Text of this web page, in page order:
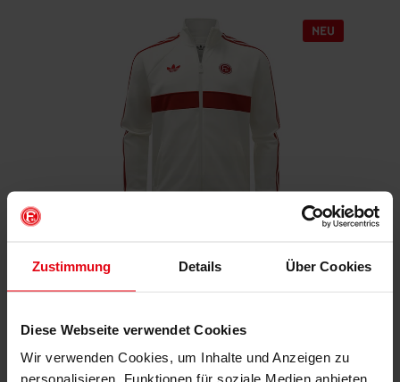
Zustimmung Details Über Cookies
Diese Webseite verwendet Cookies
Wir verwenden Cookies, um Inhalte und Anzeigen zu
personalisieren, Funktionen für soziale Medien anbieten
Fortuna x adidas Trackjacket "Originals" Off-White